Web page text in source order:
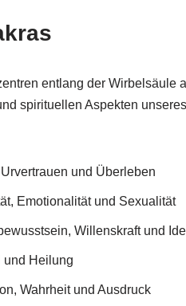
entlang der Wirbelsäule
spirituellen Aspekten
und Überleben
Emotionalität und Sexualität
Willenskraft und
und Heilung
Wahrheit und Ausdruck